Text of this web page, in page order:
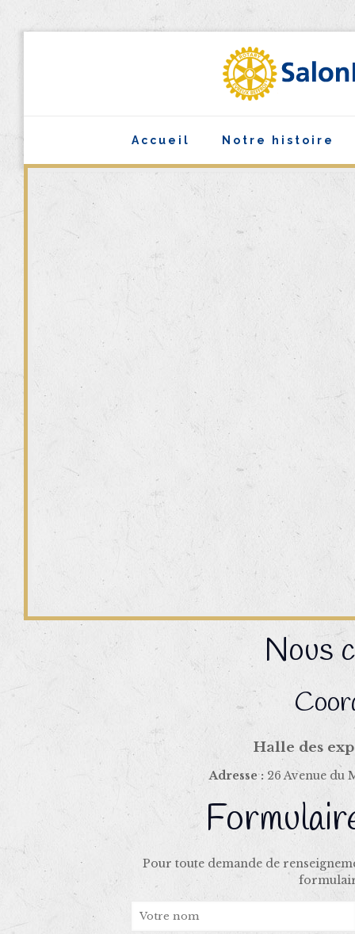
Accueil Notre histoire
Nous
Halle des
Adresse : 26 Avenue du
Pour toute demande de